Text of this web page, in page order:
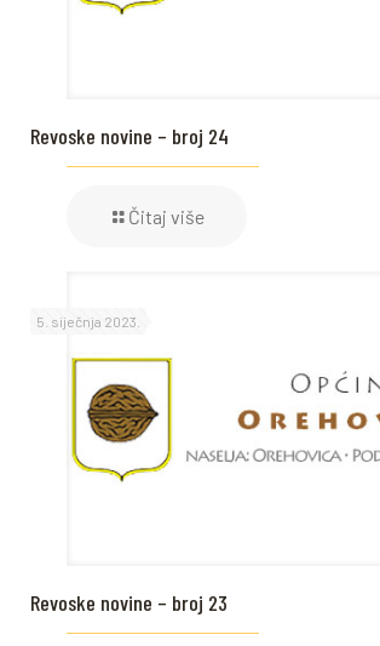
Revoske novine – broj 24
Čitaj više
5. siječnja 2023.
Revoske novine – broj 23